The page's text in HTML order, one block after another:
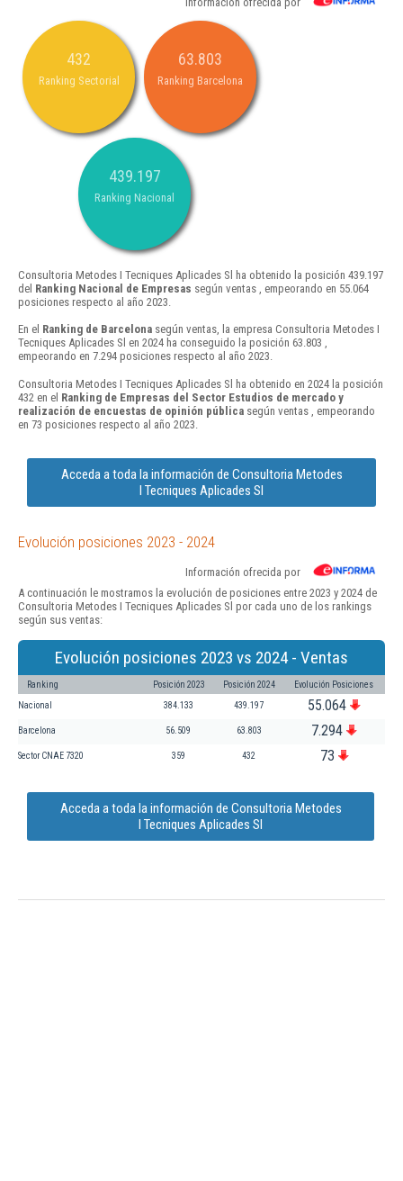
432
Ranking Sectorial
63.803
Ranking Barcelona
439.197
Ranking Nacional
Consultoria Metodes I Tecniques Aplicades Sl ha obtenido la posición 439.197
del Ranking Nacional de Empresas según ventas , empeorando en 55.064
posiciones respecto al año 2023.
En el Ranking de Barcelona según ventas, la empresa Consultoria Metodes I
Tecniques Aplicades Sl en 2024 ha conseguido la posición 63.803 ,
empeorando en 7.294 posiciones respecto al año 2023.
Consultoria Metodes I Tecniques Aplicades Sl ha obtenido en 2024 la posición
432 en el Ranking de Empresas del Sector Estudios de mercado y
realización de encuestas de opinión pública según ventas , empeorando
en 73 posiciones respecto al año 2023.
Acceda a toda la información de Consultoria Metodes
I Tecniques Aplicades Sl
Evolución posiciones 2023 - 2024
Información ofrecida por
A continuación le mostramos la evolución de posiciones entre 2023 y 2024 de
Consultoria Metodes I Tecniques Aplicades Sl por cada uno de los rankings
según sus ventas:
Evolución posiciones 2023 vs 2024 - Ventas
Ranking Posición 2023 Posición 2024 Evolución Posiciones
Nacional 384.133 439.197 55.064
Barcelona 56.509 63.803 7.294
Sector CNAE 7320 359 432 73
Acceda a toda la información de Consultoria Metodes
I Tecniques Aplicades Sl